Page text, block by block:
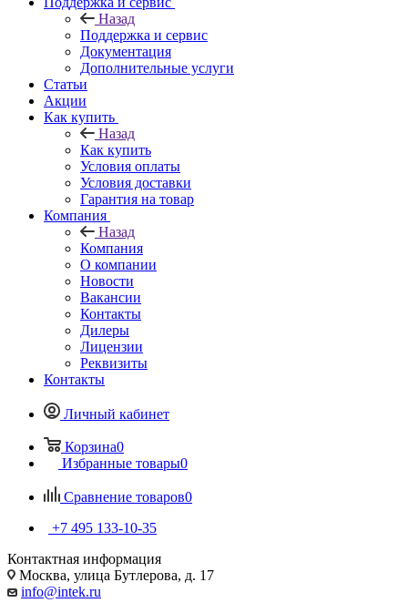
Назад
Поддержка и сервис
Документация
Дополнительные услуги
Статьи
Акции
Как купить
Назад
Как купить
Условия оплаты
Условия доставки
Гарантия на товар
Компания
Назад
Компания
О компании
Новости
Вакансии
Контакты
Дилеры
Лицензии
Реквизиты
Контакты
Личный кабинет
Корзина0
Избранные товары0
Сравнение товаров0
+7 495 133-10-35
Контактная информация
Москва, улица Бутлерова, д. 17
info@intek.ru